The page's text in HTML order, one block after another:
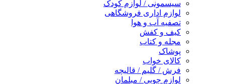
سیسمونی / لوازم کودک
لوازم اداری فروشگاهی
تصفیه آب و هوا
کیف و کفش
مجله و کتاب
پوشاک
کالای خواب
فرش / گلیم / قالیچه
لوازم چوبی / مبلمان